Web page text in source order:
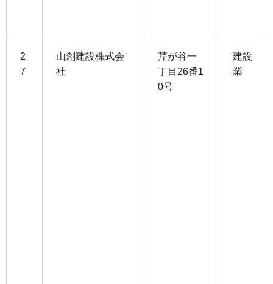
2
7
山創建設株式会
社
芹が谷一
丁目26番1
0号
建設
業